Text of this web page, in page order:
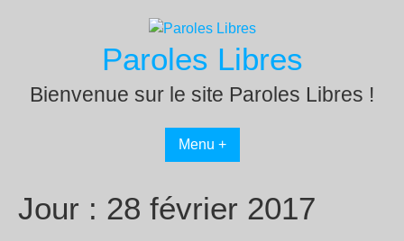
Paroles Libres
Bienvenue sur le site Paroles Libres !
Menu +
Jour : 28 février 2017